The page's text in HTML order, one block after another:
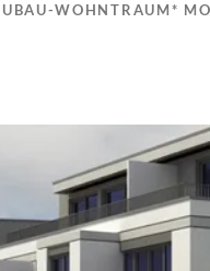
WOHNTRAUM*